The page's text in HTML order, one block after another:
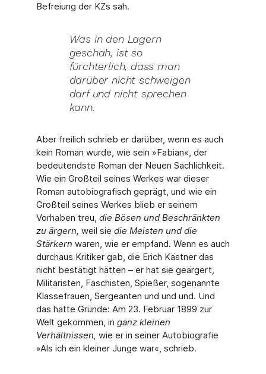
Befreiung der KZs sah.
Was in den Lagern
geschah, ist so
fürchterlich, dass man
darüber nicht schweigen
darf und nicht sprechen
kann.
Aber freilich schrieb er darüber, wenn es auch
kein Roman wurde, wie sein »Fabian«, der
bedeutendste Roman der Neuen Sachlichkeit.
Wie ein Großteil seines Werkes war dieser
Roman autobiografisch geprägt, und wie ein
Großteil seines Werkes blieb er sei­nem
Vorhaben treu, die Bösen und Beschränkten
zu ärgern, weil sie die Meisten und die
Stärkern waren, wie er empfand. Wenn es auch
durchaus Kritiker gab, die Erich Kästner das
nicht bestätigt hätten – er hat sie geärgert,
Militaristen, Faschisten, Spießer, soge­nannte
Klassefrauen, Sergeanten und und und. Und
das hatte Gründe: Am 23. Februar 1899 zur
Welt gekommen, in ganz kleinen
Verhältnissen, wie er in seiner Autobiografie
»Als ich ein kleiner Junge war«, schrieb.